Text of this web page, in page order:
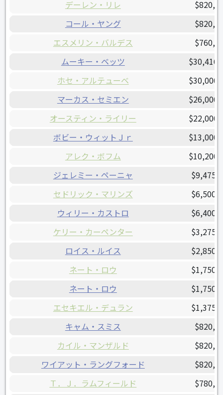
デーレン・リレ
コール・ヤング
エスメリン・バルデス
ムーキー・ベッツ
ホセ・アルテューベ
マーカス・セミエン
オースティン・ライリー
ボビー・ウィットＪｒ
アレク・ボフム
ジェレミー・ペーニャ
セドリック・マリンズ
ウィリー・カストロ
ケリー・カーペンター
ロイス・ルイス
ネート・ロウ
ネート・ロウ
エセキエル・デュラン
キャム・スミス
カイル・マンザルド
ワイアット・ラングフォード
Ｔ．Ｊ．ラムフィールド